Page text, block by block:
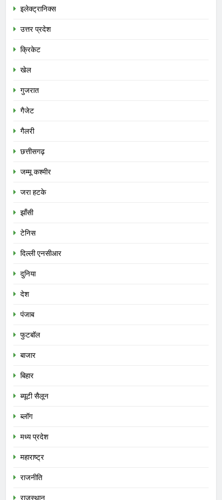
इलेक्ट्रानिक्स
उत्तर प्रदेश
क्रिकेट
खेल
गुजरात
गैजेट
गैलरी
छत्तीसगढ़
जम्मू कश्मीर
जरा हटके
झाँसी
टेनिस
दिल्ली एनसीआर
दुनिया
देश
पंजाब
फुटबॉल
बाजार
बिहार
ब्यूटी सैलून
ब्लॉग
मध्य प्रदेश
महाराष्ट्र
राजनीति
राजस्थान